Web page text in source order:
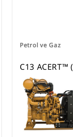
Petrol ve Gaz
C13